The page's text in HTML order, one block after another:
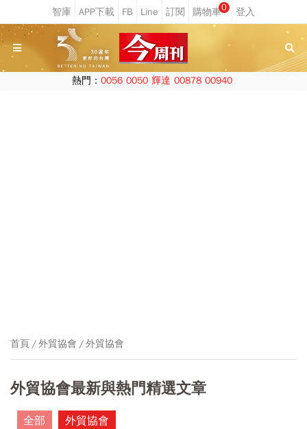
0
熱門： 0056 0050 輝達 00878 00940
首頁 外貿協會 外貿協會
外貿協會最新與熱門精選文章
全部 外貿協會